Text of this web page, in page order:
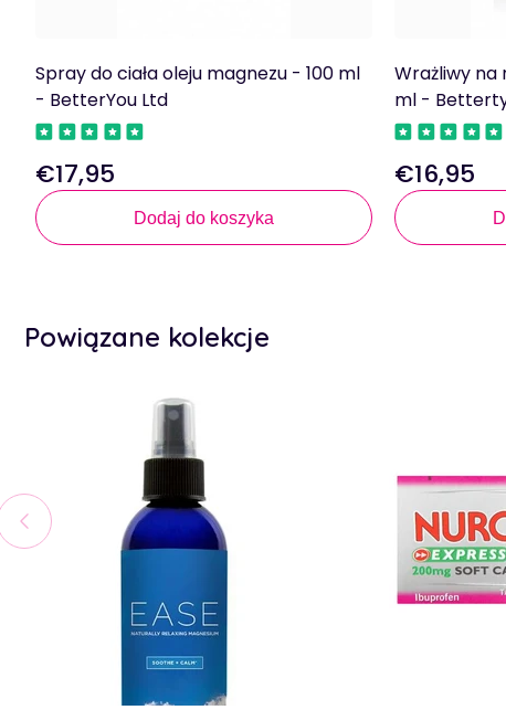
Spray do ciała oleju magnezu - 100 ml
- BetterYou Ltd
Regularna
cena
€17,95
Dodaj do koszyka
Wrażliwy na
ml -
Regularna
cena
€16,95
Powiązane kolekcje